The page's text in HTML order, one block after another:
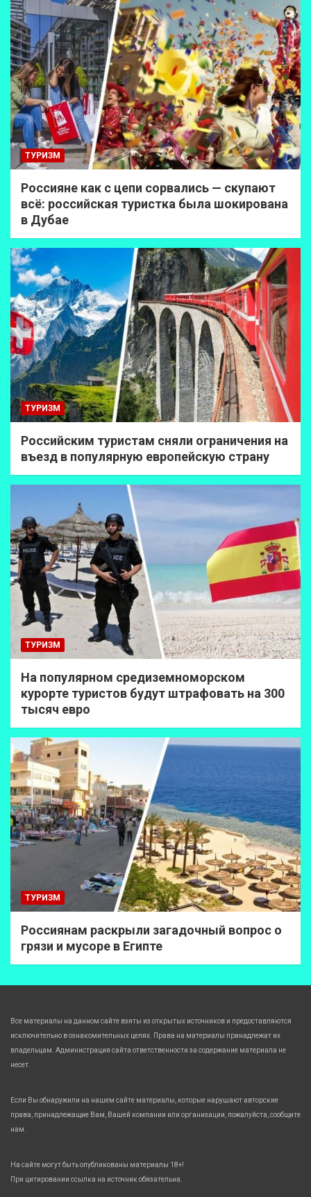
ТУРИЗМ
Россияне как с цепи сорвались — скупают
всё: российская туристка была шокирована
в Дубае
ТУРИЗМ
Российским туристам сняли ограничения на
въезд в популярную европейскую страну
ТУРИЗМ
На популярном средиземноморском
курорте туристов будут штрафовать на 300
тысяч евро
ТУРИЗМ
Россиянам раскрыли загадочный вопрос о
грязи и мусоре в Египте
Все материалы на данном сайте взяты из открытых источников и предоставляются
исключительно в ознакомительных целях. Права на материалы принадлежат их
владельцам. Администрация сайта ответственности за содержание материала не
несет.
Если Вы обнаружили на нашем сайте материалы, которые нарушают авторские
права, принадлежащие Вам, Вашей компании или организации, пожалуйста, сообщите
нам.
На сайте могут быть опубликованы материалы 18+!
При цитировании ссылка на источник обязательна.